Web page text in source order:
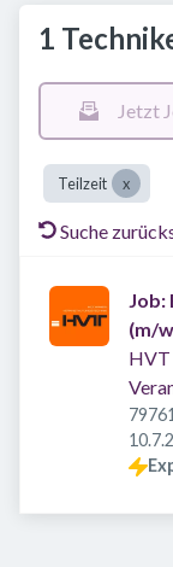
1
Jetzt
Teilzeit
Suche
Job:
(m/
HVT